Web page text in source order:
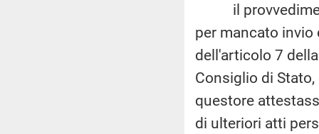
il
per mancato
dell'articolo 7
Consiglio di
questore
di ulteriori atti